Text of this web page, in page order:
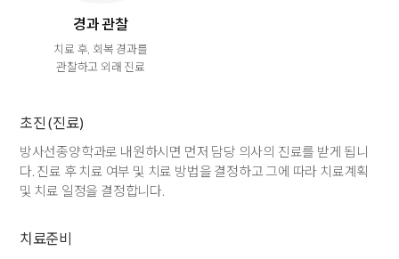
경과 관찰
치료 후, 회복 경과를
관찰하고 외래 진료
초진 (진료)
방사선종양학과로 내원하시면 먼저 담당 의사의 진료를 받게 됩니
다. 진료 후 치료 여부 및 치료 방법을 결정하고 그에 따라 치료계획
및 치료 일정을 결정합니다.
치료준비